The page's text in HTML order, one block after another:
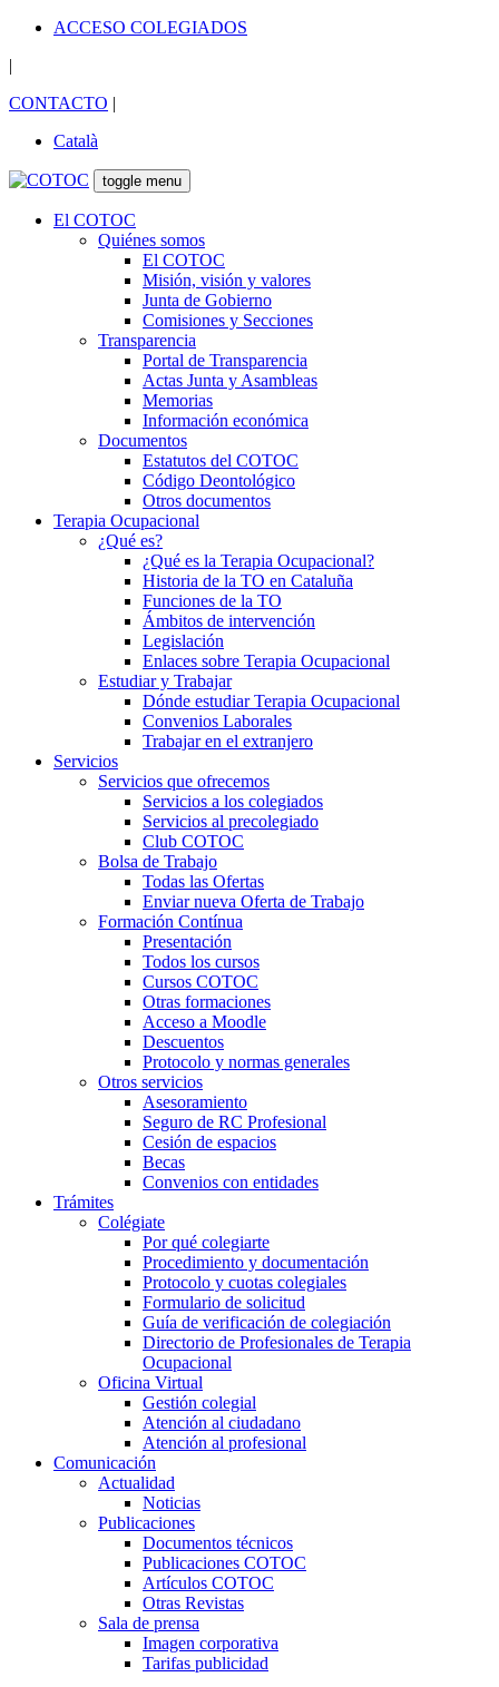
ACCESO COLEGIADOS
|
CONTACTO |
Català
toggle menu
El COTOC
Quiénes somos
El COTOC
Misión, visión y valores
Junta de Gobierno
Comisiones y Secciones
Transparencia
Portal de Transparencia
Actas Junta y Asambleas
Memorias
Información económica
Documentos
Estatutos del COTOC
Código Deontológico
Otros documentos
Terapia Ocupacional
¿Qué es?
¿Qué es la Terapia Ocupacional?
Historia de la TO en Cataluña
Funciones de la TO
Ámbitos de intervención
Legislación
Enlaces sobre Terapia Ocupacional
Estudiar y Trabajar
Dónde estudiar Terapia Ocupacional
Convenios Laborales
Trabajar en el extranjero
Servicios
Servicios que ofrecemos
Servicios a los colegiados
Servicios al precolegiado
Club COTOC
Bolsa de Trabajo
Todas las Ofertas
Enviar nueva Oferta de Trabajo
Formación Contínua
Presentación
Todos los cursos
Cursos COTOC
Otras formaciones
Acceso a Moodle
Descuentos
Protocolo y normas generales
Otros servicios
Asesoramiento
Seguro de RC Profesional
Cesión de espacios
Becas
Convenios con entidades
Trámites
Colégiate
Por qué colegiarte
Procedimiento y documentación
Protocolo y cuotas colegiales
Formulario de solicitud
Guía de verificación de colegiación
Directorio de Profesionales de Terapia
Ocupacional
Oficina Virtual
Gestión colegial
Atención al ciudadano
Atención al profesional
Comunicación
Actualidad
Noticias
Publicaciones
Documentos técnicos
Publicaciones COTOC
Artículos COTOC
Otras Revistas
Sala de prensa
Imagen corporativa
Tarifas publicidad